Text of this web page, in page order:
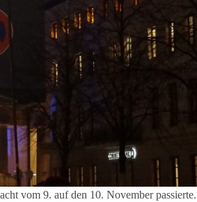
vom 9. auf den 10. November passierte.